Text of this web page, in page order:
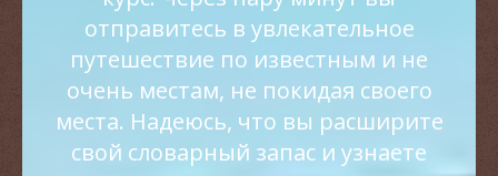
отправитесь в увлекательное
путешествие по известным и не
очень местам, не покидая своего
места. Надеюсь, что вы расширите
свой словарный запас и узнаете